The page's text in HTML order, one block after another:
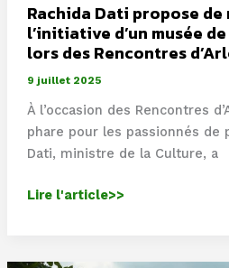
Rachida Dati propose de
l’initiative d’un musée
lors des Rencontres
9 juillet 2025
À l’occasion des Rencontres
phare pour les passionnés de
Dati, ministre de la Culture, a
Rachida
de
Lire l'article>>